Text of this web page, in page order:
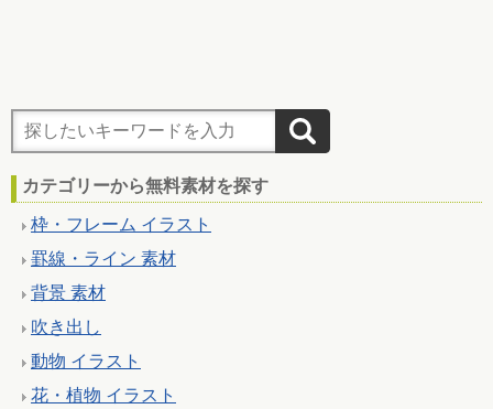
カテゴリーから無料素材を探す
枠・フレーム イラスト
罫線・ライン 素材
背景 素材
吹き出し
動物 イラスト
花・植物 イラスト